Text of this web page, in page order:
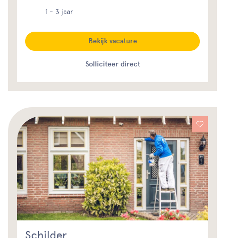
1 - 3 jaar
Solliciteer direct
Bekijk vacature
Schilder